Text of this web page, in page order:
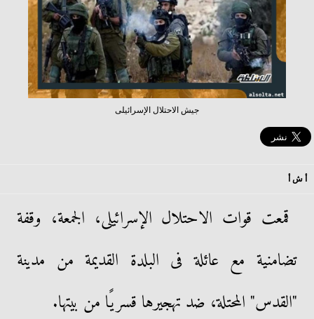
جيش الاحتلال الإسرائيلى
أ ش أ
قمعت قوات الاحتلال الإسرائيلى، الجمعة، وقفة
تضامنية مع عائلة فى البلدة القديمة من مدينة
"القدس" المحتلة، ضد تهجيرها قسريًا من بيتها.